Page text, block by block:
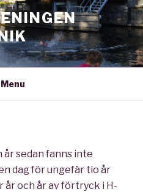
Menu
år sedan fanns inte
dag för ungefär tio år
år och år av förtryck i H-